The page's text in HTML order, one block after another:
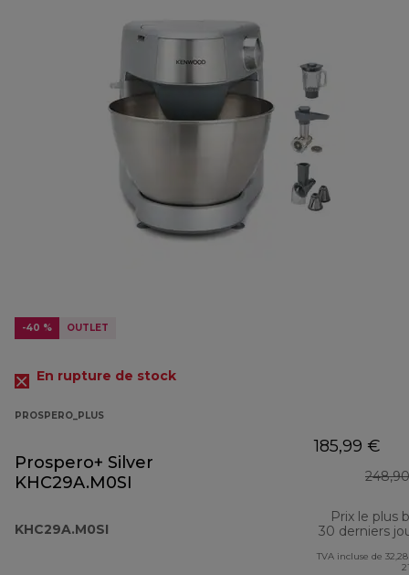
-40 % OUTLET
En rupture de stock
PROSPERO_PLUS
Prospero+ Silver
KHC29A.M0SI
KHC29A.M0SI
185,99 €
Prix le plus
30 derniers
TVA incluse de